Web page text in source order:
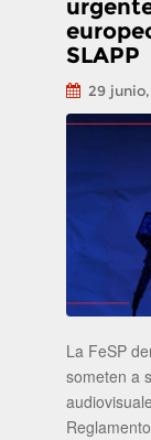
SLAPP
29
La FeSP
someten a